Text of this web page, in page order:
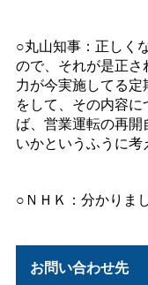
○丸山知事：正しく
ので、それが是正
力が今実施してる
をして、その内容
ば、営業運転の再
いかというふうに考
○ＮＨＫ：分かりま
お問い合わせ先